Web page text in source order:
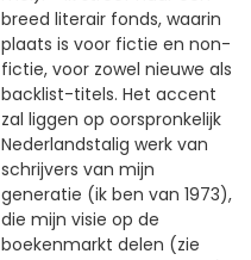
breed literair fonds, waarin
plaats is voor fictie en non-
fictie, voor zowel nieuwe als
backlist-titels. Het accent
zal liggen op oorspronkelijk
Nederlandstalig werk van
schrijvers van mijn
generatie (ik ben van 1973),
die mijn visie op de
boekenmarkt delen (zie